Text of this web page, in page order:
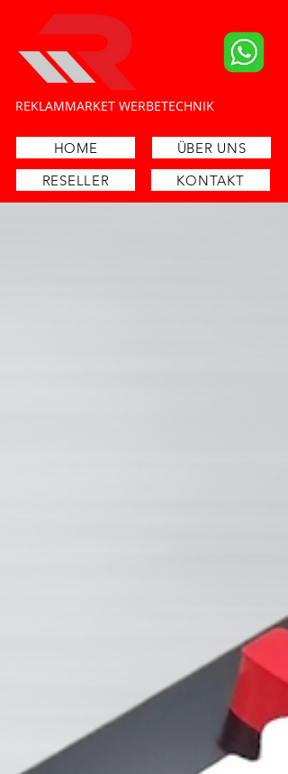
​REKLAMMARKET WERBETECHNIK
RESELLER
ÜBER UNS
KONTAKT
HOME